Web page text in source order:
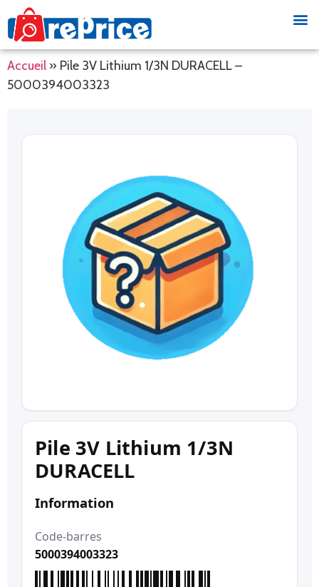
Accueil » Pile 3V Lithium 1/3N DURACELL –
5000394003323
Pile 3V Lithium 1/3N
DURACELL
Information
Code-barres
5000394003323